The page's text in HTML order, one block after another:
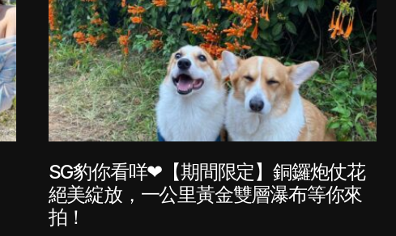
SG豹你看咩❤【期間限定】銅鑼炮仗花
絕美綻放，一公里黃金雙層瀑布等你來
拍！